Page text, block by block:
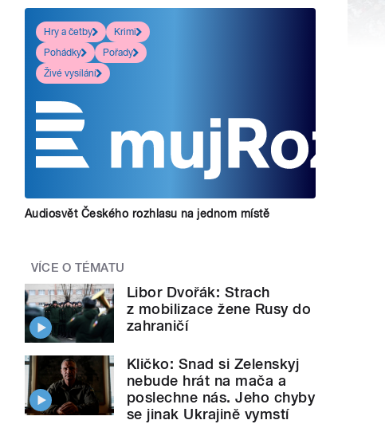
Hry a četby
Krimi
Pohádky
Pořady
Živé vysílání
Audiosvět Českého rozhlasu na jednom místě
VÍCE O TÉMATU
Libor Dvořák: Strach
z mobilizace žene Rusy do
zahraničí
Kličko: Snad si Zelenskyj
nebude hrát na mača a
poslechne nás. Jeho chyby
se jinak Ukrajině vymstí